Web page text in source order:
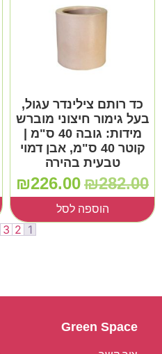
כד רותם צילינדר עגול,
בעל גימור חיצוני מוברש
מידות: גובה 40 ס"מ |
קוטר 40 ס"מ, אבן דמוי
טבעית בהירה
₪282.00
₪226.00
הוספה לסל
1
2
3
Green Space